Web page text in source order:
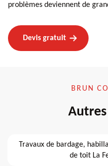
problèmes deviennent de
Devis gratuit
BRUN
Travaux de bardage,
de toit La